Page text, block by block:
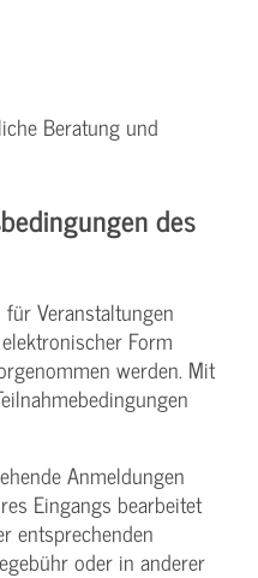
Beratung und
des
Veranstaltungen
Form
werden. Mit
Anmeldungen
Eingangs bearbeitet
entsprechenden
oder in anderer